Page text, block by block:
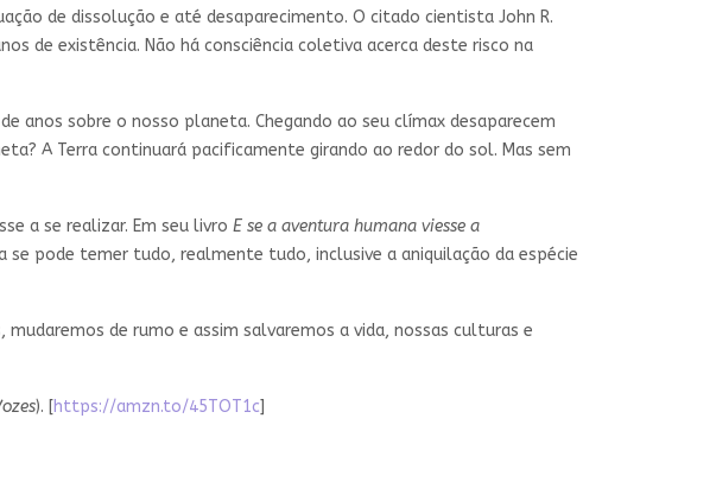
de dissolução e até desaparecimento. O citado cientista John R.
de existência. Não há consciência coletiva acerca deste risco na
anos sobre o nosso planeta. Chegando ao seu clímax desaparecem
A Terra continuará pacificamente girando ao redor do sol. Mas sem
a se realizar. Em seu livro E se a aventura humana viesse a
se pode temer tudo, realmente tudo, inclusive a aniquilação da espécie
de rumo e assim salvaremos a vida, nossas culturas e
). [https://amzn.to/45TOT1c]